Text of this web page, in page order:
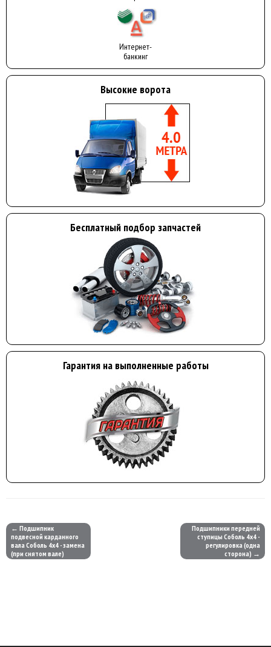
Интернет-
банкинг
Высокие ворота
Бесплатный подбор запчастей
Гарантия на выполненные работы
← Подшипник
подвесной карданного
вала Соболь 4х4 - замена
(при снятом вале)
Подшипники передней
ступицы Соболь 4х4 -
регулировка (одна
сторона) →